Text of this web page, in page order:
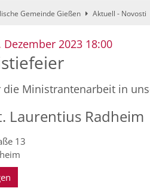
Gemeinde Gießen Aktuell - Novosti
Dezember 2023 18:00:
die Ministrantenarbeit in
Laurentius Radheim
13